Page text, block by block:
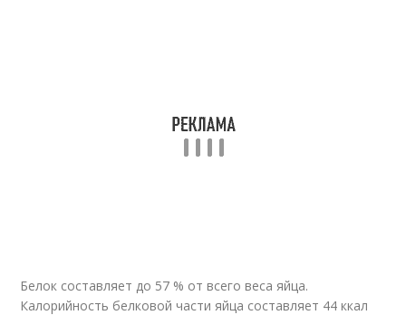
Белок составляет до 57 % от всего веса яйца.
Калорийность белковой части яйца составляет 44 ккал